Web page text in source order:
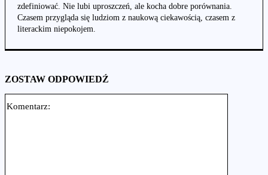
zdefiniować. Nie lubi uproszczeń, ale kocha dobre porównania.
Czasem przygląda się ludziom z naukową ciekawością, czasem z
literackim niepokojem.
ZOSTAW ODPOWIEDŹ